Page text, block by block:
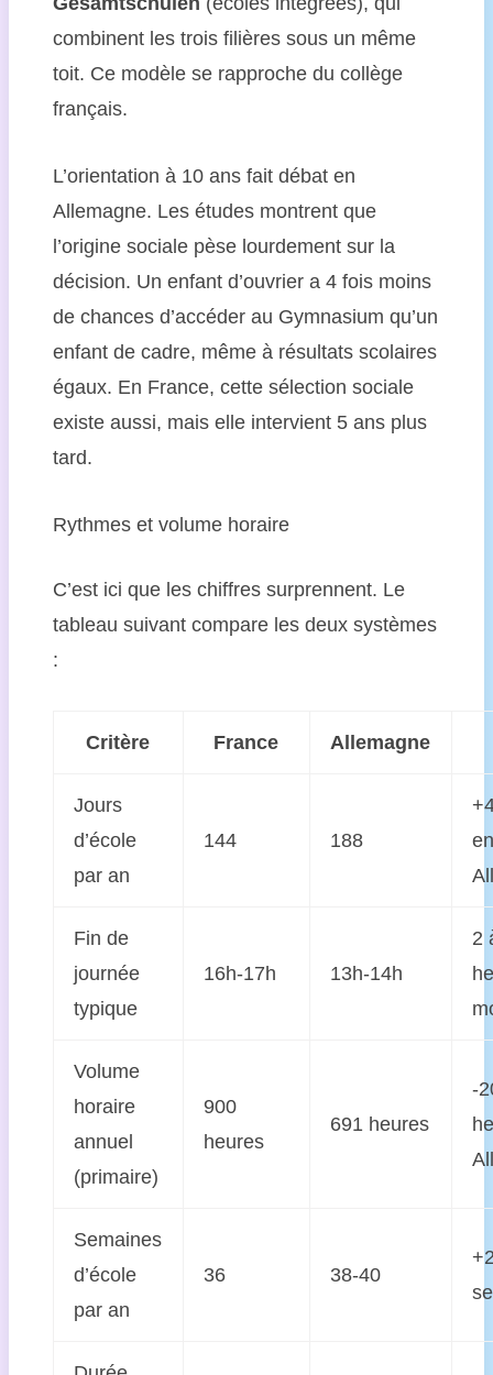
combinent les trois filières sous un même
toit. Ce modèle se rapproche du collège
français.
L’orientation à 10 ans fait débat en
Allemagne. Les études montrent que
l’origine sociale pèse lourdement sur la
décision. Un enfant d’ouvrier a 4 fois moins
de chances d’accéder au Gymnasium qu’un
enfant de cadre, même à résultats scolaires
égaux. En France, cette sélection sociale
existe aussi, mais elle intervient 5 ans plus
tard.
Rythmes et volume horaire
C’est ici que les chiffres surprennent. Le
tableau suivant compare les deux systèmes
:
Critère France Allemagne
Jours
d’école
par an
144 188
Fin de
journée
typique
16h-17h 13h-14h
2
Volume
horaire
annuel
(primaire)
900
heures
691 heures
-
Semaines
d’école
par an
36 38-40